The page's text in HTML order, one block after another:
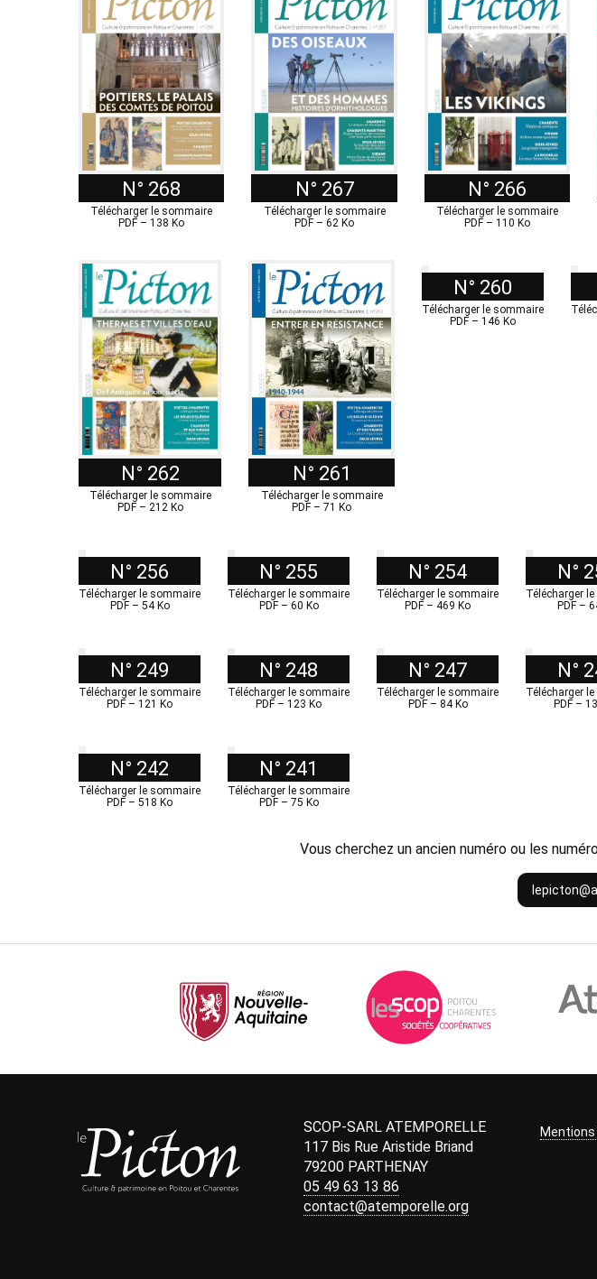
N° 268
Télécharger le sommaire
PDF – 138 Ko
N° 267
Télécharger le sommaire
PDF – 62 Ko
N° 266
Télécharger le sommaire
PDF – 110 Ko
N° 262
Télécharger le sommaire
PDF – 212 Ko
N° 261
Télécharger le sommaire
PDF – 71 Ko
N° 260
Télécharger le sommaire
PDF – 146 Ko
N° 256
Télécharger le sommaire
PDF – 54 Ko
N° 255
Télécharger le sommaire
PDF – 60 Ko
N° 254
Télécharger le sommaire
PDF – 469 Ko
N°
Télécharger
PDF –
N° 249
Télécharger le sommaire
PDF – 121 Ko
N° 248
Télécharger le sommaire
PDF – 123 Ko
N° 247
Télécharger le sommaire
PDF – 84 Ko
N°
Télécharger
PDF –
N° 242
Télécharger le sommaire
PDF – 518 Ko
N° 241
Télécharger le sommaire
PDF – 75 Ko
Vous cherchez un ancien numéro ou les
SCOP-SARL ATEMPORELLE
117 Bis Rue Aristide Briand
79200 PARTHENAY
05 49 63 13 86
contact@atemporelle.org